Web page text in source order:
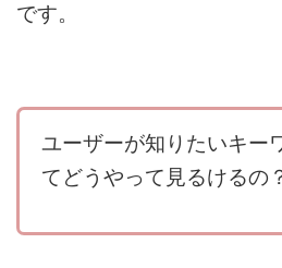
です。
ユーザーが知りたいキー
てどうやって見るけるの